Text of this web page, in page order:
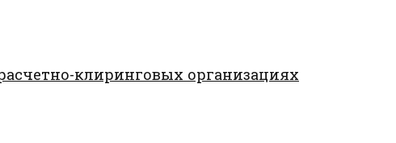
клиринговых организациях